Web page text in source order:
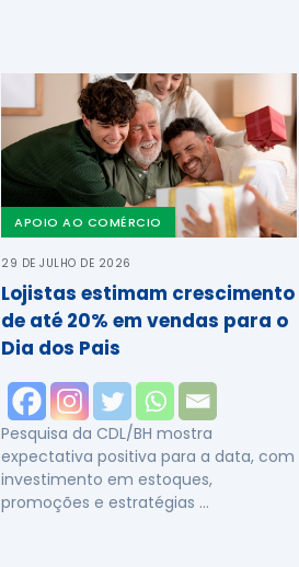
APOIO AO COMÉRCIO
29 DE JULHO DE 2026
Lojistas estimam crescimento
de até 20% em vendas para o
Dia dos Pais
Pesquisa da CDL/BH mostra
expectativa positiva para a data, com
investimento em estoques,
promoções e estratégias …